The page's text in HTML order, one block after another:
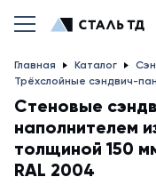
Главная Каталог
Трёхслойные сэндвич-
Стеновые
наполнителем
толщиной 150
RAL 2004